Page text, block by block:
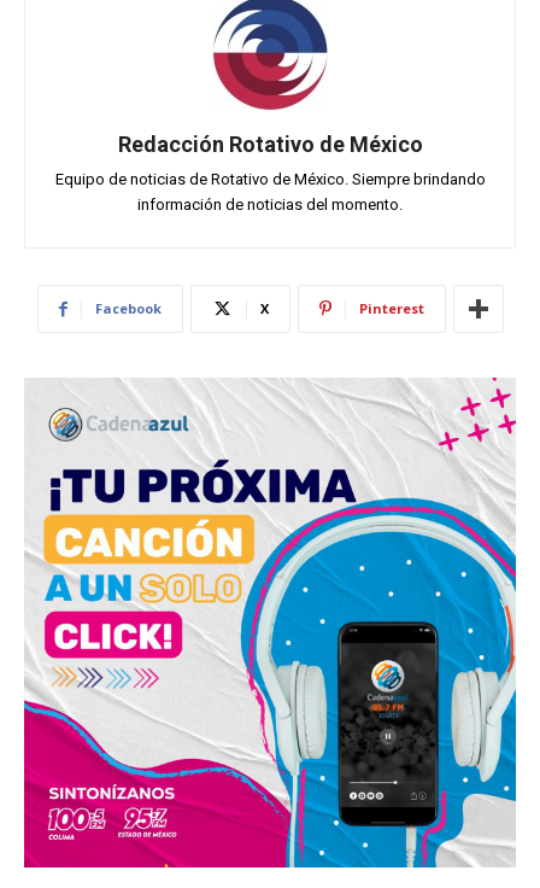
Redacción Rotativo de México
Equipo de noticias de Rotativo de México. Siempre brindando
información de noticias del momento.
Facebook X Pinterest